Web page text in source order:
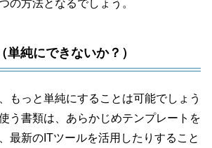
の方法となるでしょう。
単純にできないか？）
もっと単純にすることは可能でしょう
う書類は、あらかじめテンプレートを
最新のITツールを活用したりすること